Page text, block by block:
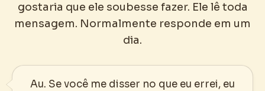
gostaria que ele soubesse fazer. Ele lê toda
mensagem. Normalmente responde em um
dia.
Au. Se você me disser no que eu errei, eu